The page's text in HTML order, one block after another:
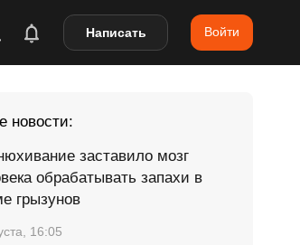
Написать Войти
новости:
заставило мозг
обрабатывать запахи в
грызунов
16:05